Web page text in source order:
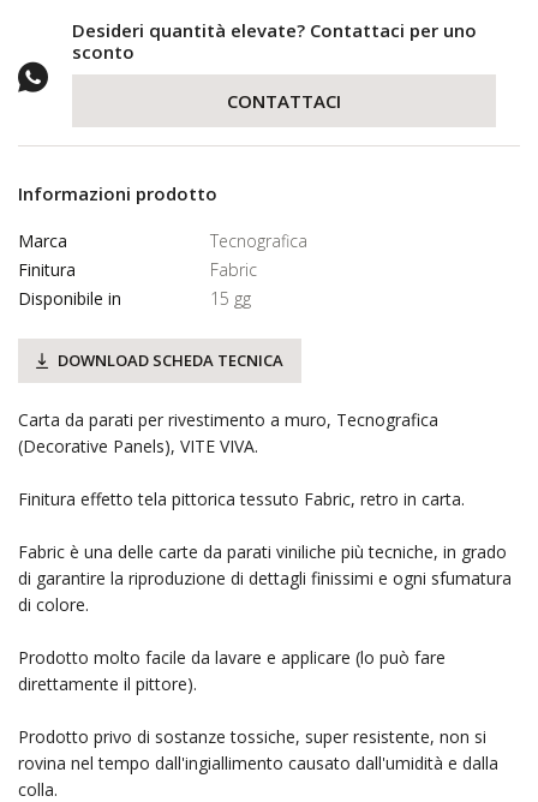
Desideri quantità elevate? Contattaci per uno
sconto
CONTATTACI
Informazioni prodotto
Marca
Tecnografica
Finitura
Fabric
Disponibile in
15 gg
DOWNLOAD SCHEDA TECNICA
Carta da parati per rivestimento a muro, Tecnografica
(Decorative Panels), VITE VIVA.
Finitura effetto tela pittorica tessuto Fabric, retro in carta.
Fabric è una delle carte da parati viniliche più tecniche, in grado
di garantire la riproduzione di dettagli finissimi e ogni sfumatura
di colore.
Prodotto molto facile da lavare e applicare (lo può fare
direttamente il pittore).
Prodotto privo di sostanze tossiche, super resistente, non si
rovina nel tempo dall'ingiallimento causato dall'umidità e dalla
colla.